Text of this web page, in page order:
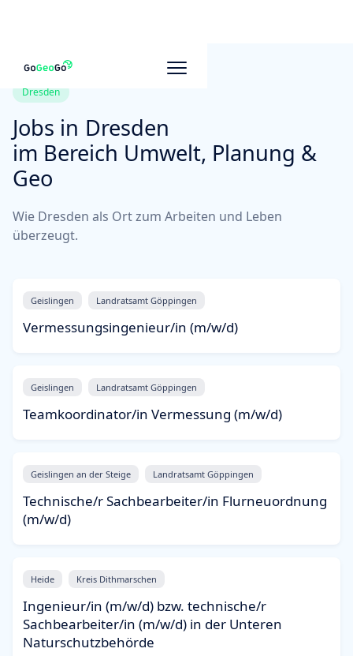
Dresden
Jobs in Dresden
im Bereich Umwelt, Planung &
Geo
Wie Dresden als Ort zum Arbeiten und Leben
überzeugt.
Geislingen Landratsamt Göppingen
Vermessungsingenieur/in (m/w/d)
Geislingen Landratsamt Göppingen
Teamkoordinator/in Vermessung (m/w/d)
Geislingen an der Steige Landratsamt Göppingen
Technische/r Sachbearbeiter/in Flurneuordnung
(m/w/d)
Heide Kreis Dithmarschen
Ingenieur/in (m/w/d) bzw. technische/r
Sachbearbeiter/in (m/w/d) in der Unteren
Naturschutzbehörde